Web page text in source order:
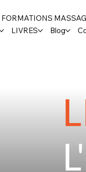
FORMATIONS
LIVRES Blog